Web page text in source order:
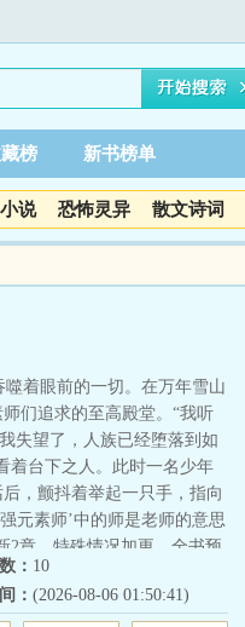
榜 新书榜单
说 恐怖灵异 散文诗词
着眼前的一切。在万年雪山
们追求的至高殿堂。“我听
失望了，人族已经堕落到如
着台下之人。此时一名少年
，颤抖着举起一只手，指向
元素师’中的师是老师的意思
2章，特殊情况加更。全书预
： 10
： (2026-08-06 01:50:41)